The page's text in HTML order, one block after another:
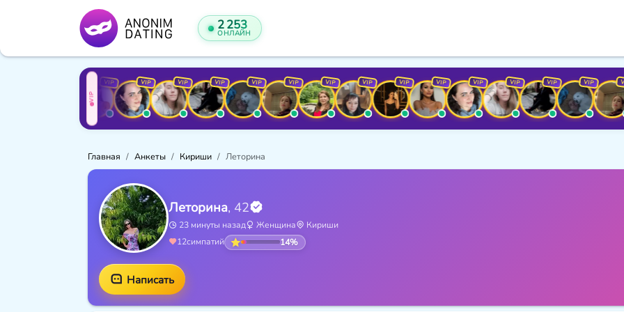
2 240
ОНЛАЙН
VIP
VIP VIP VIP VIP VIP VIP VIP VIP VIP VIP VIP VIP VIP VIP
Главная Анкеты Кириши Леторина
Леторина, 42
23 минуты назад Женщина
Кириши
12симпатий 14%
Написать